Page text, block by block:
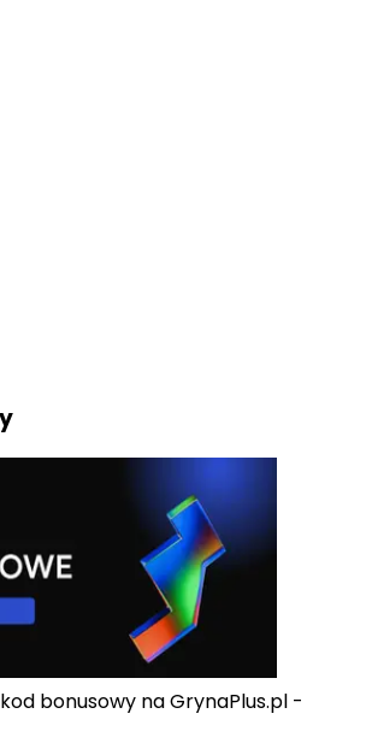
bonusowy na GrynaPlus.pl -